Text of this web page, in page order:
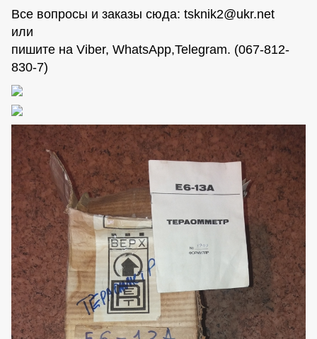
Все вопросы и заказы сюда: tsknik2@ukr.net
или
пишите на Viber, WhatsАpp,Telegram. (067-812-
830-7)